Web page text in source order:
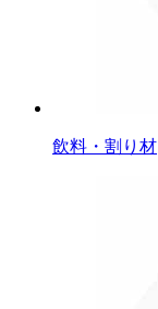
飲料・割り材